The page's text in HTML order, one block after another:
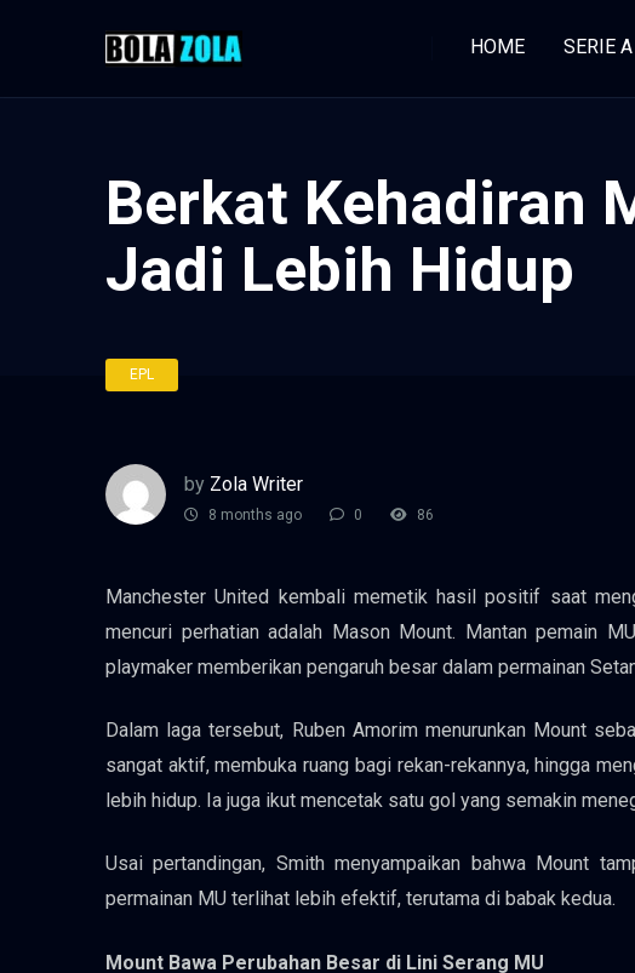
HOME SERIE A
Berkat Kehadiran
Jadi Lebih Hidup
EPL
by Zola Writer
8 months ago 0 86
Manchester United kembali memetik hasil positif saat
mencuri perhatian adalah Mason Mount. Mantan pemain
playmaker memberikan pengaruh besar dalam permainan
Dalam laga tersebut, Ruben Amorim menurunkan Mount
sangat aktif, membuka ruang bagi rekan-rekannya, hingga
lebih hidup. Ia juga ikut mencetak satu gol yang semakin
Usai pertandingan, Smith menyampaikan bahwa Mount
permainan MU terlihat lebih efektif, terutama di babak kedua.
Mount Bawa Perubahan Besar di Lini Serang MU